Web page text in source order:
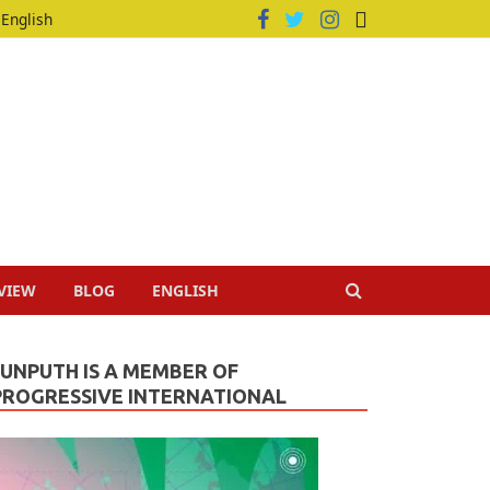
English
BLOG ENGLISH
IS A MEMBER OF
INTERNATIONAL